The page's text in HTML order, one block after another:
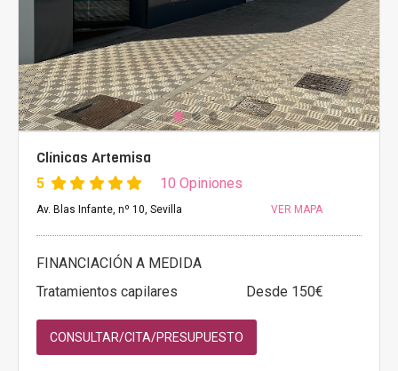
Clínicas Artemisa
5 10 Opiniones
Av. Blas Infante, nº 10, Sevilla VER MAPA
FINANCIACIÓN A MEDIDA
Tratamientos capilares
Desde 150€
CONSULTAR/CITA/PRESUPUESTO